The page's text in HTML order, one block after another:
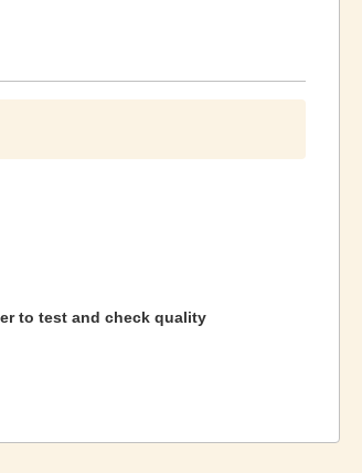
to test and check quality